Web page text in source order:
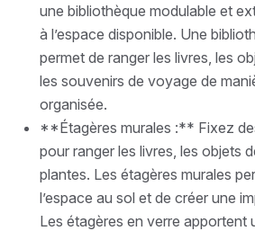
une bibliothèque modulable et
à l’espace disponible. Une
permet de ranger les livres, les
les souvenirs de voyage de
organisée.
**Étagères murales :** Fixez
pour ranger les livres, les objets
plantes. Les étagères murales
l’espace au sol et de créer une
Les étagères en verre apportent